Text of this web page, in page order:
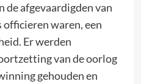
afgevaardigden van
officieren waren, een
Er werden
van de oorlog
gehouden en